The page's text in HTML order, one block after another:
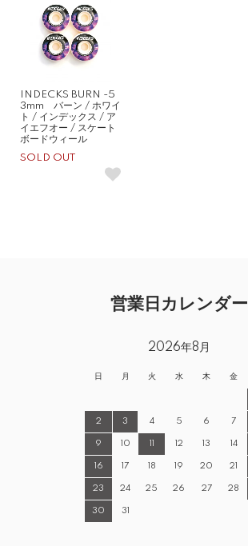
INDECKS BURN -5
3mm バーン / ホワイ
ト / インデックス / ア
イエフオー / スケート
ボードウィール
SOLD OUT
営業日カレンダー
2026年8月
日 月 火 水 木 金
2 3 4 5 6 7
9 10 11 12 13 14
16 17 18 19 20 21
23 24 25 26 27 28
30 31